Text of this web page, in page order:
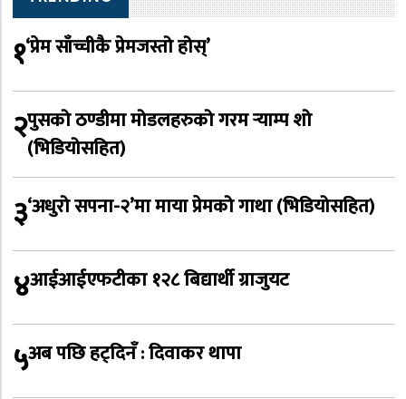
१‘प्रेम साँच्चीकै प्रेमजस्तो होस्’
२पुसको ठण्डीमा मोडलहरुको गरम र्‍याम्प शो
(भिडियोसहित)
३‘अधुरो सपना-२’मा माया प्रेमको गाथा (भिडियोसहित)
४आईआईएफटीका १२८ बिद्यार्थी ग्राजुयट
५अब पछि हट्दिनँ : दिवाकर थापा